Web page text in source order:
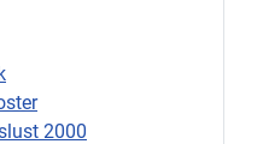
2000